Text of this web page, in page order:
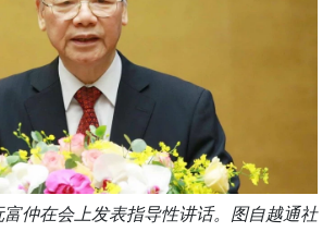
仲在会上发表指导性讲话。图自越通社